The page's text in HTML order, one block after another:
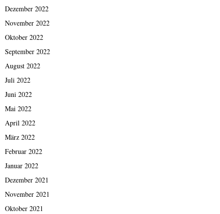
Dezember 2022
November 2022
Oktober 2022
September 2022
August 2022
Juli 2022
Juni 2022
Mai 2022
April 2022
März 2022
Februar 2022
Januar 2022
Dezember 2021
November 2021
Oktober 2021